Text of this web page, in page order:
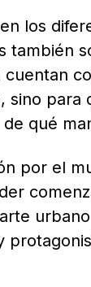
los
también
sino para
qué
por el